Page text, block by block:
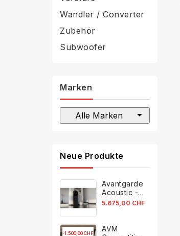
Wandler / Converter
Zubehör
Subwoofer
Marken
Alle Marken arrow_drop_down
Neue Produkte
Avantgarde
Acoustic -
OPUS 1
5.675,00 CHF
AVM
-1.500,00 CHF